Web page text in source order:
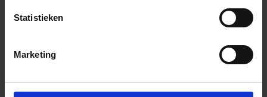
Statistieken
Marketing